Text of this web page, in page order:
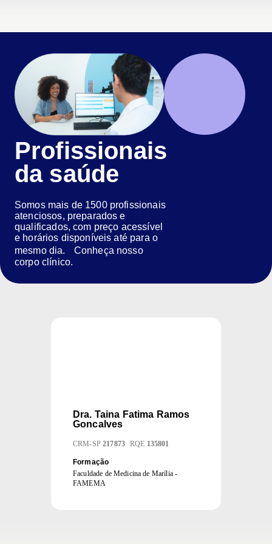
Profissionais
da saúde
Somos mais de 1500 profissionais
atenciosos, preparados e
qualificados, com preço acessível
e horários disponíveis até para o
mesmo dia. Conheça nosso
corpo clínico.
Dra. Taina Fatima Ramos
Goncalves
CRM-SP 217873 RQE 135801
Formação
Faculdade de Medicina de Marília -
FAMEMA